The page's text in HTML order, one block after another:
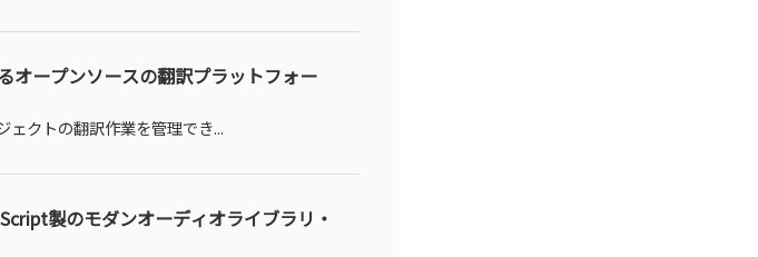
オープンソースの翻訳プラットフォー
クトの翻訳作業を管理でき...
製のモダンオーディオライブラリ・